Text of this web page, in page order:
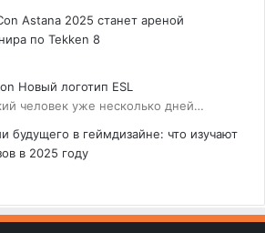
Astana 2025 станет ареной
по Tekken 8
on Новый логотип ESL
человек уже несколько дней…
будущего в геймдизайне: что изучают
в 2025 году